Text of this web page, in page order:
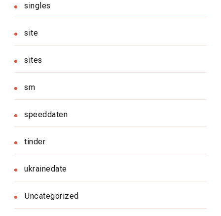
singles
site
sites
sm
speeddaten
tinder
ukrainedate
Uncategorized